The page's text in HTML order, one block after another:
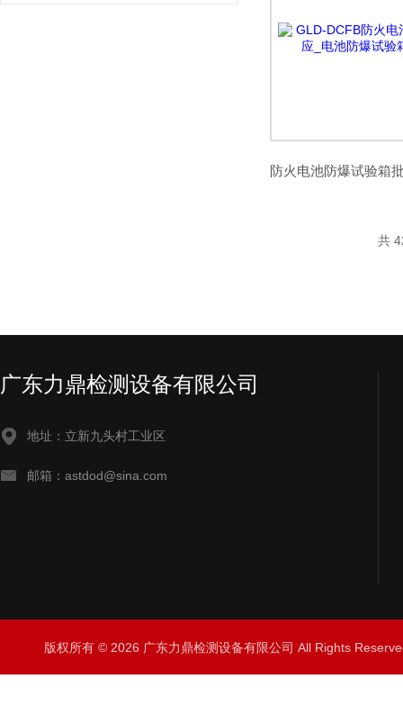
共
广东力鼎检测设备有限公司
地址：立新九头村工业区
邮箱：astdod@sina.com
版权所有 © 2026 广东力鼎检测设备有限公司 All Rights